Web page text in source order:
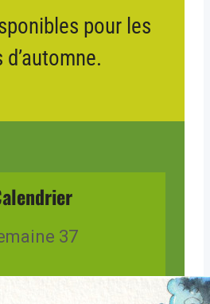
pour les
d’automne.
37